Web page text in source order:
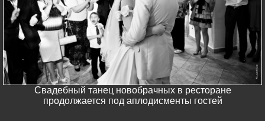
Свадебный танец новобрачных в ресторане
продолжается под аплодисменты гостей